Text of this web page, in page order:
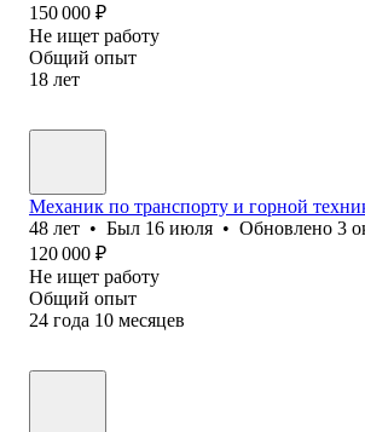
150 000 ₽
Не ищет работу
Общий опыт
18 лет
Механик по транспорту и горной
48 лет • Был 16 июля • Обновлено 3
120 000 ₽
Не ищет работу
Общий опыт
24 года 10 месяцев